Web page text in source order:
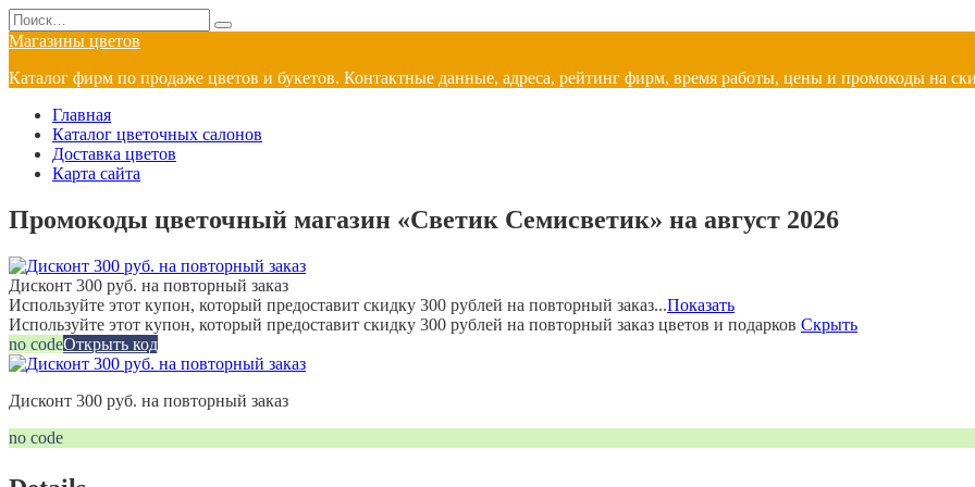
Перейти
к
содержанию
Search
for:
Магазины цветов
Каталог фирм по продаже цветов и букетов. Контактные данные, адреса, рейтинг фирм, время работы, цены и промокоды на
Главная
Каталог цветочных салонов
Доставка цветов
Карта сайта
Промокоды цветочный магазин «Светик Семисветик» на август 2026
Дисконт 300 руб. на повторный заказ
Используйте этот купон, который предоставит скидку 300 рублей на повторный заказ...Показать
Используйте этот купон, который предоставит скидку 300 рублей на повторный заказ цветов и подарков Скрыть
no codeОткрыть код
Дисконт 300 руб. на повторный заказ
no code